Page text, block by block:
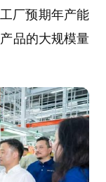
厂预期年产能
品的大规模量